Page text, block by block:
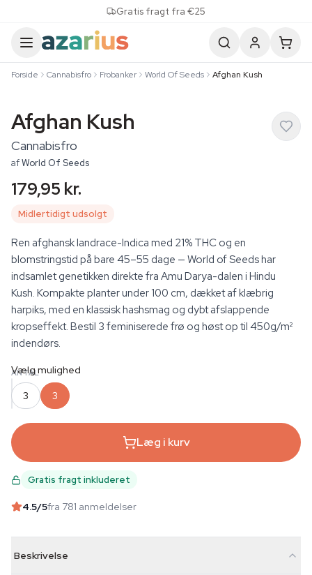
Gratis fragt fra €25
Forside Cannabisfro Frobanker World Of Seeds Afghan Kush
Afghan Kush
Cannabisfro
afWorld Of Seeds
179,95 kr.
Midlertidigt udsolgt
Ren afghansk landrace-Indica med 21% THC og en
blomstringstid på bare 45–55 dage — World of Seeds har
indsamlet genetikken direkte fra Amu Darya-dalen i Hindu
Kush. Kompakte planter under 100 cm, dækket af klæbrig
harpiks, med en klassisk hashsmag og dybt afslappende
kropseffekt. Bestil 3 feminiserede frø og høst op til 450g/m²
indendørs.
ANTAL
Vælg mulighed
3 3
Læg i kurv
Gratis fragt inkluderet
4.5/5fra 781 anmeldelser
Beskrivelse